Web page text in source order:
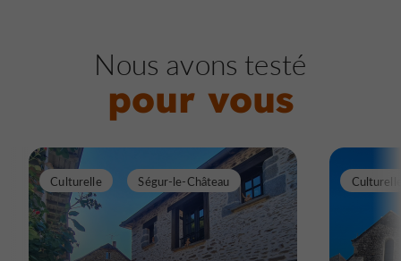
Nous avons testé
pour vous
Culturelle Ségur-le-Château